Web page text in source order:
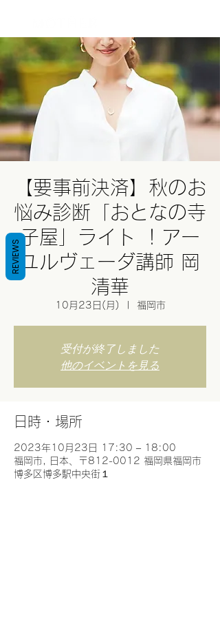
【要事前決済】秋のお
悩み診断「おとなの寺
子屋」ライト ！アー
ユルヴェーダ講師 岡
清華
10月23日(月) 福岡市
受付が終了しました
他のイベントを見る
日時・場所
2023年10月23日 17:30 – 18:00
福岡市, 日本、〒812-0012 福岡県福岡市
博多区博多駅中央街１
REVIEWS